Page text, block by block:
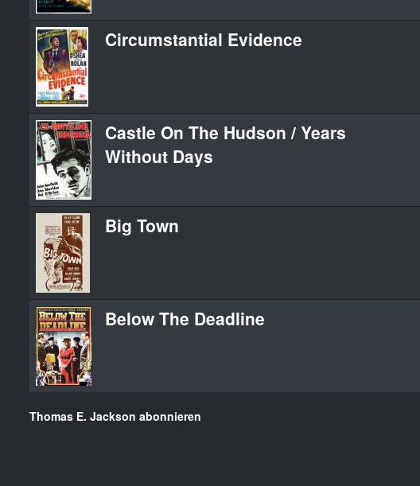
Circumstantial Evidence
Castle On The Hudson / Years
Without Days
Big Town
Below The Deadline
Thomas E. Jackson abonnieren